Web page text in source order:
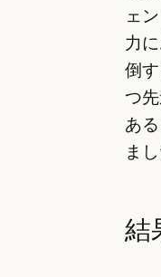
ェ
力
倒
つ
あ
まし
結